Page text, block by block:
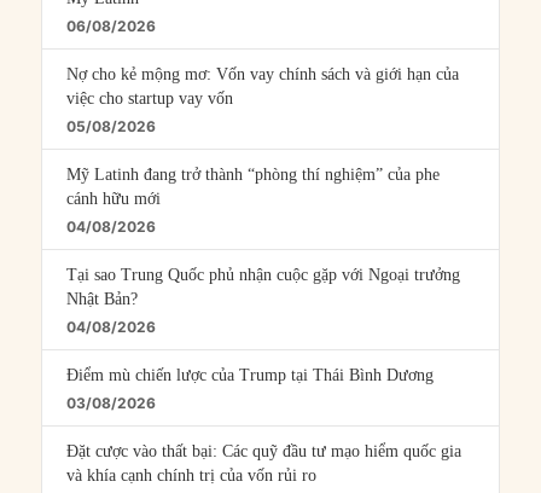
06/08/2026
Nợ cho kẻ mộng mơ: Vốn vay chính sách và giới hạn của
việc cho startup vay vốn
05/08/2026
Mỹ Latinh đang trở thành “phòng thí nghiệm” của phe
cánh hữu mới
04/08/2026
Tại sao Trung Quốc phủ nhận cuộc gặp với Ngoại trưởng
Nhật Bản?
04/08/2026
Điểm mù chiến lược của Trump tại Thái Bình Dương
03/08/2026
Đặt cược vào thất bại: Các quỹ đầu tư mạo hiểm quốc gia
và khía cạnh chính trị của vốn rủi ro